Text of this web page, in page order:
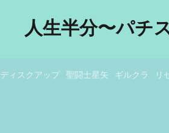
人生半分〜パチ
ディスクアップ 聖闘士星矢 ギルクラ リ